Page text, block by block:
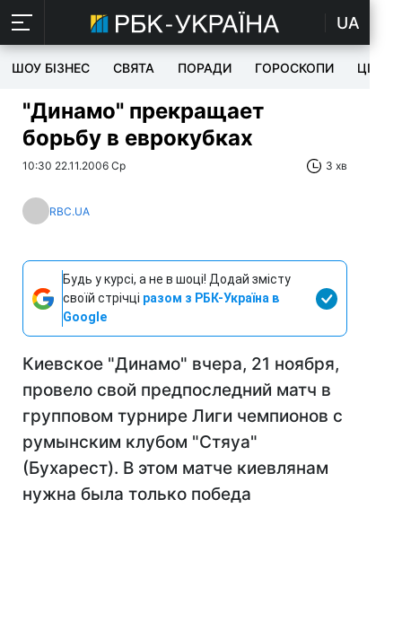
UA
ШОУ БІЗНЕС СВЯТА ПОРАДИ ГОРОСКОПИ ЦІКАВЕ
"Динамо" прекращает
борьбу в еврокубках
10:30 22.11.2006 Ср 3 хв
RBC.UA
Будь у курсі, а не в шоці! Додай змісту
своїй стрічці разом з РБК-Україна в
Google
Киевское "Динамо" вчера, 21 ноября,
провело свой предпоследний матч в
групповом турнире Лиги чемпионов с
румынским клубом "Стяуа"
(Бухарест). В этом матче киевлянам
нужна была только победа